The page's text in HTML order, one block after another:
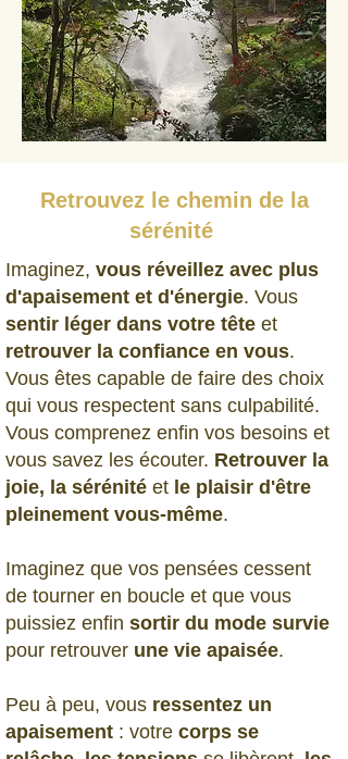
Retrouvez le chemin de la
sérénité
Imaginez, vous réveillez avec plus
d'apaisement et d'énergie. Vous
sentir léger dans votre tête et
retrouver la confiance en vous.
Vous êtes capable de faire des choix
qui vous respectent sans culpabilité.
Vous comprenez enfin vos besoins et
vous savez les écouter. Retrouver la
joie, la sérénité et le plaisir d'être
pleinement vous-même.
Imaginez que vos pensées cessent
de tourner en boucle et que vous
puissiez enfin sortir du mode survie
pour retrouver une vie apaisée.
Peu à peu, vous ressentez un
apaisement : votre corps se